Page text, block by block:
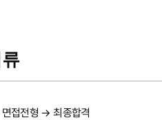
접전형 → 최종합격